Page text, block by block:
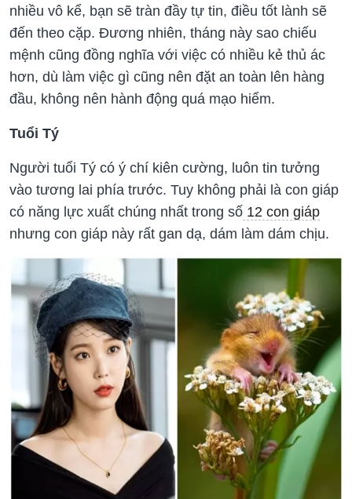
nhiều vô kể, bạn sẽ tràn đầy tự tin, điều tốt lành sẽ
đến theo cặp. Đương nhiên, tháng này sao chiếu
mệnh cũng đồng nghĩa với việc có nhiều kẻ thủ ác
hơn, dù làm việc gì cũng nên đặt an toàn lên hàng
đầu, không nên hành động quá mạo hiểm.
Tuổi Tý
Người tuổi Tý có ý chí kiên cường, luôn tin tưởng
vào tương lai phía trước. Tuy không phải là con giáp
có năng lực xuất chúng nhất trong số 12 con giáp
nhưng con giáp này rất gan dạ, dám làm dám chịu.